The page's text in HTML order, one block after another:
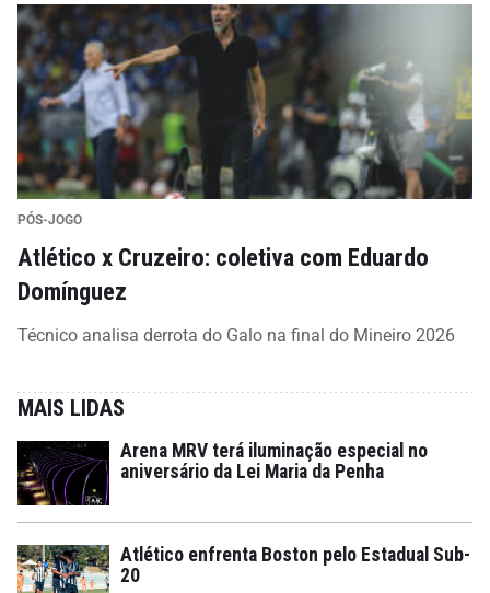
PÓS-JOGO
Atlético x Cruzeiro: coletiva com Eduardo
Domínguez
Técnico analisa derrota do Galo na final do Mineiro 2026
MAIS LIDAS
Arena MRV terá iluminação especial no
aniversário da Lei Maria da Penha
Atlético enfrenta Boston pelo Estadual Sub-
20